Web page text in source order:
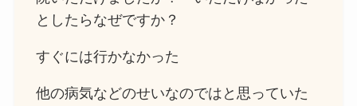
としたらなぜですか？
すぐには行かなかった
他の病気などのせいなのではと思っていた